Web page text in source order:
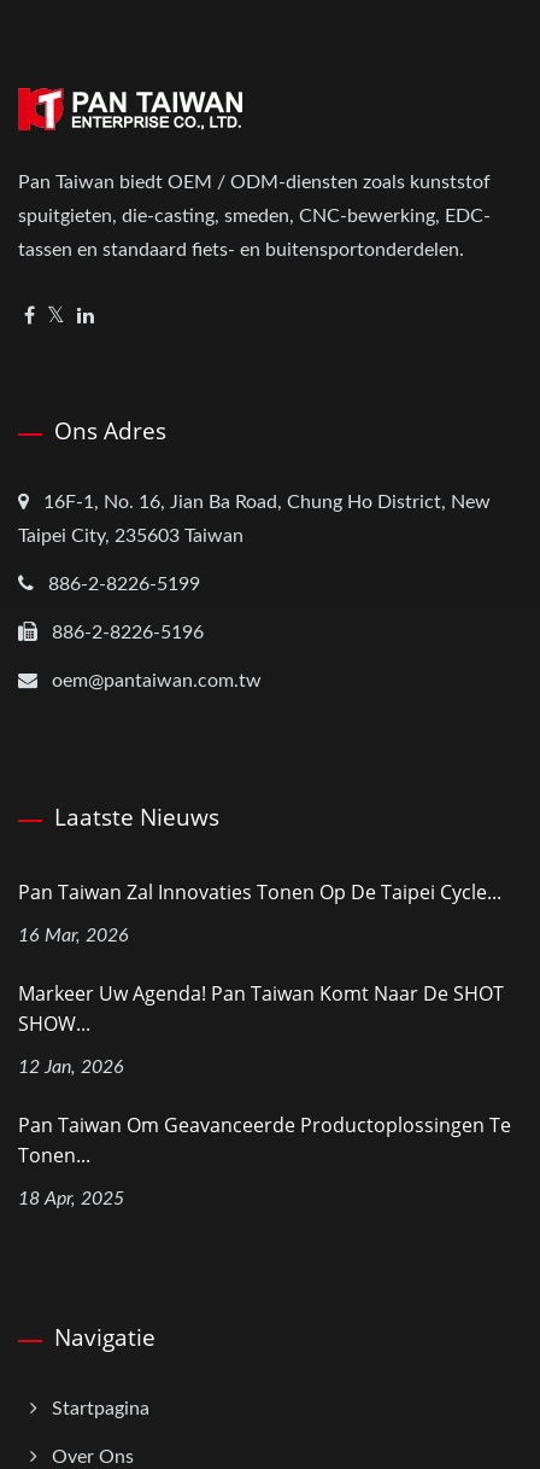
Pan Taiwan biedt OEM / ODM-diensten zoals kunststof
spuitgieten, die-casting, smeden, CNC-bewerking, EDC-
tassen en standaard fiets- en buitensportonderdelen.
Ons Adres
16F-1, No. 16, Jian Ba Road, Chung Ho District, New
Taipei City, 235603 Taiwan
886-2-8226-5199
886-2-8226-5196
oem@pantaiwan.com.tw
Laatste Nieuws
Pan Taiwan Zal Innovaties Tonen Op De Taipei Cycle...
16 Mar, 2026
Markeer Uw Agenda! Pan Taiwan Komt Naar De SHOT
SHOW...
12 Jan, 2026
Pan Taiwan Om Geavanceerde Productoplossingen Te
Tonen...
18 Apr, 2025
Navigatie
Startpagina
Over Ons